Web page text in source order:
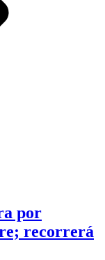
por
recorrerá